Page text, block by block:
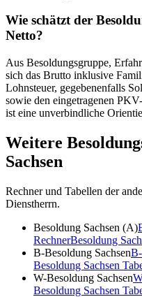
Wie schätzt der
Netto?
Aus Besoldungsgruppe,
sich das Brutto inklusive
Lohnsteuer, gegebenenfalls
sowie den eingetragenen
ist eine unverbindliche
Weitere
Sachsen
Rechner und Tabellen der
Dienstherrn.
Besoldung Sachsen (A)
RechnerBesoldung
B-Besoldung Sachsen
Besoldung Sachsen
W-Besoldung Sachsen
Besoldung Sachsen